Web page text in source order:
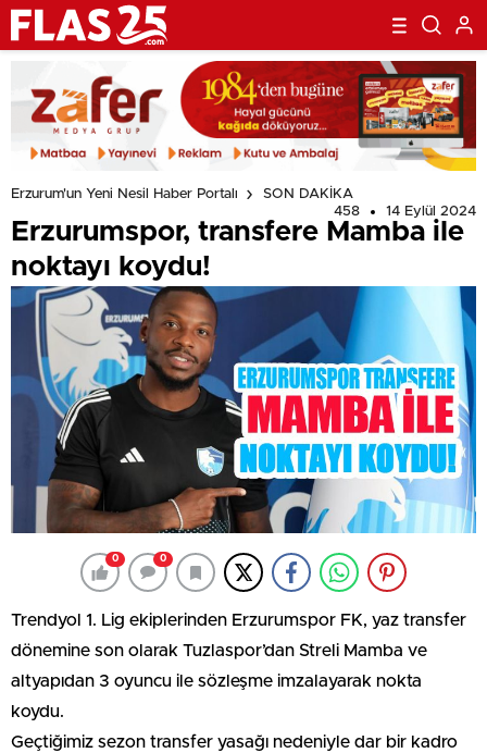
Erzurum'un Yeni Nesil Haber Portalı
SON DAKİKA
458
14 Eylül 2024
Erzurumspor, transfere Mamba ile
noktayı koydu!
0 0
Trendyol 1. Lig ekiplerinden Erzurumspor FK, yaz transfer
dönemine son olarak Tuzlaspor’dan Streli Mamba ve
altyapıdan 3 oyuncu ile sözleşme imzalayarak nokta
koydu.
Geçtiğimiz sezon transfer yasağı nedeniyle dar bir kadro